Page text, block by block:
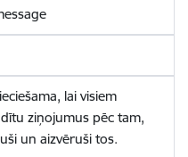
lai visiem
ziņojumus pēc tam,
un aizvēruši tos.